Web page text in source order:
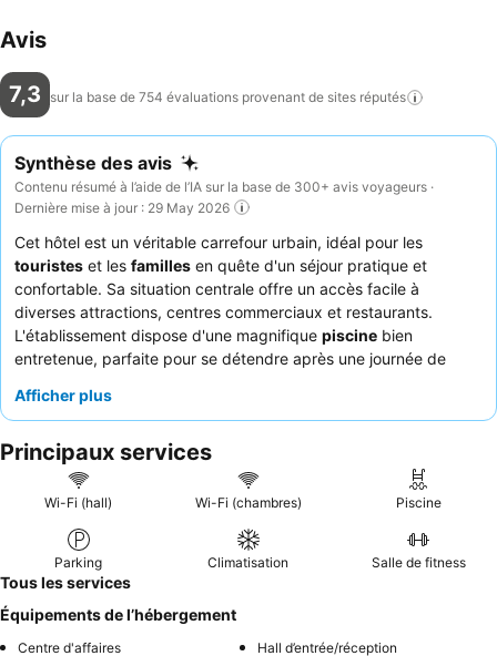
Avis
7,3 sur la base de 754 évaluations provenant de sites réputés
Synthèse des avis
Contenu résumé à l’aide de l’IA sur la base de 300+ avis voyageurs ·
Dernière mise à jour : 29 May 2026
Cet hôtel est un véritable carrefour urbain, idéal pour les
touristes et les familles en quête d'un séjour pratique et
confortable. Sa situation centrale offre un accès facile à
diverses attractions, centres commerciaux et restaurants.
L'établissement dispose d'une magnifique piscine bien
entretenue, parfaite pour se détendre après une journée de
personnel aimable et serviable
gratuit. Pour une expérience plus calme, il est conseillé aux
clients de demander une chambre donnant sur le jardin.
Afficher plus
Principaux services
Wi-Fi (hall) Wi-Fi (chambres) Piscine
Parking Climatisation Salle de fitness
Tous les services
Équipements de l’hébergement
Centre d'affaires Hall d’entrée/réception